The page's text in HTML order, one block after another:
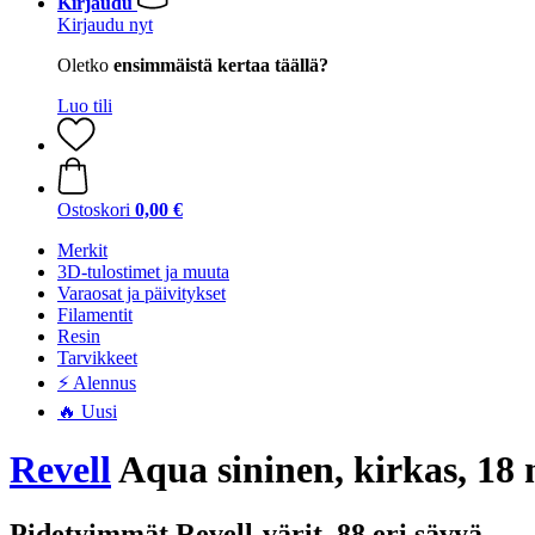
Kirjaudu nyt
Oletko ensimmäistä kertaa täällä?
Luo tili
Ostoskori 0,00 €
Merkit
3D-tulostimet ja muuta
Varaosat ja päivitykset
Filamentit
Resin
Tarvikkeet
⚡ Alennus
🔥 Uusi
RevellAqua sininen, kirkas, 18